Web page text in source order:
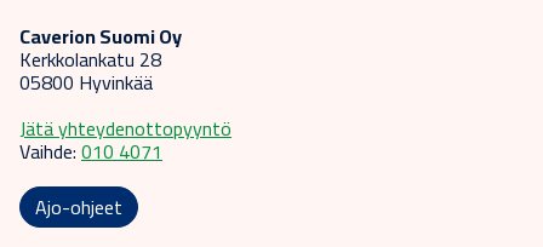
Caverion Suomi Oy
Kerkkolankatu 28
05800 Hyvinkää
Jätä yhteydenottopyyntö
Vaihde:010 4071
Ajo-ohjeet